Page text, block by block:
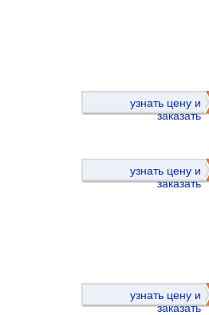
узнать цену и
заказать
узнать цену и
заказать
узнать цену и
заказать